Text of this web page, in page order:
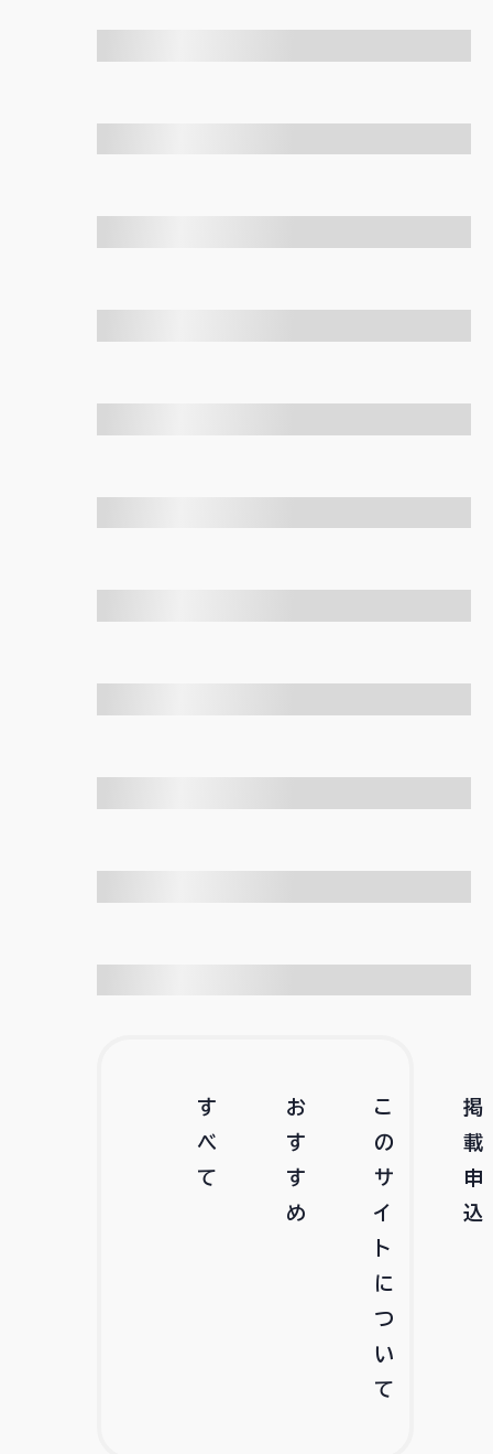
す
べ
て
お
す
す
め
こ
の
サ
イ
ト
に
つ
い
て
掲
載
申
込